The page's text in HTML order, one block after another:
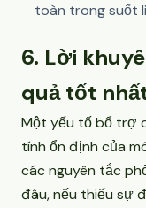
toàn trong suốt
6. Lời
quả tốt
Một yếu tố bổ trợ
tính ổn định của
các nguyên tắc
đâu, nếu thiếu sự